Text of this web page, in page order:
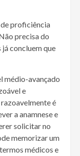
de proficiência
precisa do
já concluem que
médio-avançado
e
é
a anamnese e
solicitar no
memorizar um
médicos e